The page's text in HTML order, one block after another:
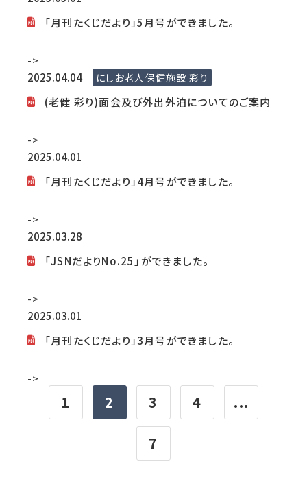
「月刊たくじだより」5月号ができました。
->
2025.04.04
にしお老人保健施設 彩り
(老健 彩り)面会及び外出外泊についてのご案内
->
2025.04.01
「月刊たくじだより」4月号ができました。
->
2025.03.28
「JSNだよりNo.25」ができました。
->
2025.03.01
「月刊たくじだより」3月号ができました。
->
1 2 3 4 ...
7